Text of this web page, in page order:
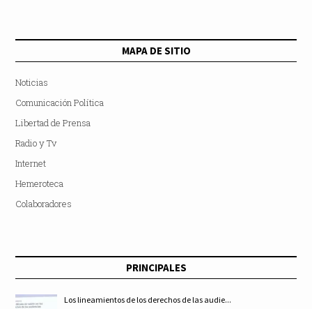
MAPA DE SITIO
Noticias
Comunicación Política
Libertad de Prensa
Radio y Tv
Internet
Hemeroteca
Colaboradores
PRINCIPALES
Los lineamientos de los derechos de las audie...